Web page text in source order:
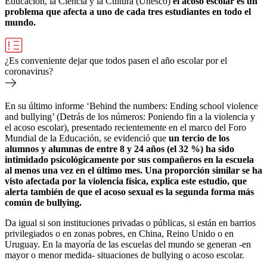
problema que afecta a uno de cada tres estudiantes en todo el
mundo.
¿Es conveniente dejar que todos pasen el año escolar por el
coronavirus?
En su último informe ‘Behind the numbers: Ending school violence
and bullying’ (Detrás de los números: Poniendo fin a la violencia y
el acoso escolar), presentado recientemente en el marco del Foro
Mundial de la Educación, se evidenció que un tercio de los
alumnos y alumnas de entre 8 y 24 años (el 32 %) ha sido
intimidado psicológicamente por sus compañeros en la escuela
al menos una vez en el último mes. Una proporción similar se ha
visto afectada por la violencia física, explica este estudio, que
alerta también de que el acoso sexual es la segunda forma más
común de bullying.
Da igual si son instituciones privadas o públicas, si están en barrios
privilegiados o en zonas pobres, en China, Reino Unido o en
Uruguay. En la mayoría de las escuelas del mundo se generan -en
mayor o menor medida- situaciones de bullying o acoso escolar.